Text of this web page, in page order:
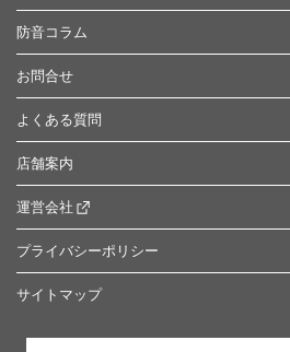
防音コラム
お問合せ
よくある質問
店舗案内
運営会社
プライバシーポリシー
サイトマップ